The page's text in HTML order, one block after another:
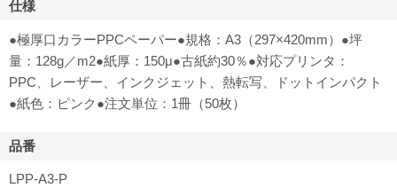
仕様
●極厚口カラーPPCペーパー●規格：A3（297×420mm）●坪
量：128g／m2●紙厚：150μ●古紙約30％●対応プリンタ：
PPC、レーザー、インクジェット、熱転写、ドットインパクト
●紙色：ピンク●注文単位：1冊（50枚）
品番
LPP-A3-P